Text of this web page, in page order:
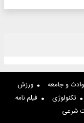
و جامعه
ورزش
تکنولوژی
فیلم نامه
شرعی